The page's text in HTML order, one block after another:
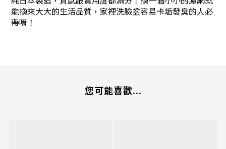
能換來大大的生活品質，家裡洗臉盆容易卡垢發臭的人必
帶唷！
您可能喜歡...